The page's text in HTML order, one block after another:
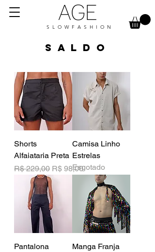
AGE
S L O W F A S H I O N
s a l d o
Shorts
Alfaiataria Preta
Preço normal
R$ 229,00 Preço promocional
R$ 98,00
Camisa Linho
Estrelas
Esgotado
Pantalona
Manga Franja